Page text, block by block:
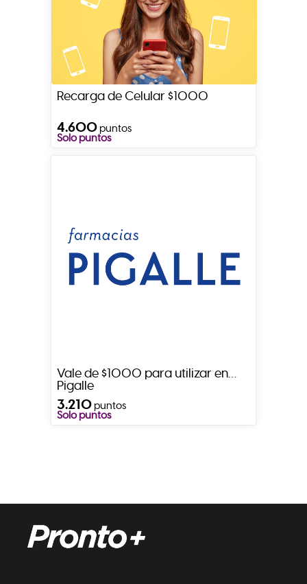
Recarga de Celular $1000
4.600puntos
Solo puntos
Vale de $1000 para utilizar en
Pigalle
3.210puntos
Solo puntos